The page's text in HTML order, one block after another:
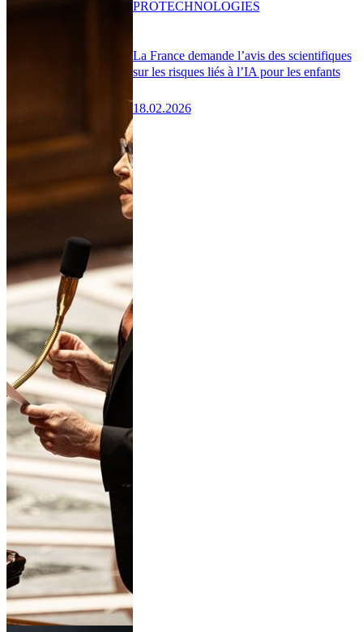
La France demande l’avis des scientifiques
sur les risques liés à l’IA pour les enfants
18.02.2026
PROTECHNOLOGIES